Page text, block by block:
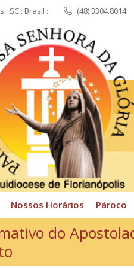
: SC : Brasil :: (48) 3304.8014
Nossos Horários Pároco
do